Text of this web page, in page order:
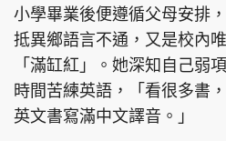
小學畢業後便遵循父母安排
抵異鄉語言不通，又是校內
「滿缸紅」。她深知自己弱
時間苦練英語，「看很多書
英文書寫滿中文譯音。」